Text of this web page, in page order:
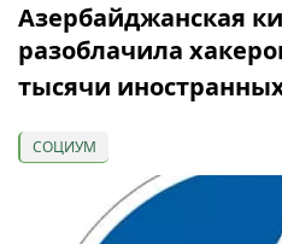
Азербайджанская
разоблачила
тысячи
СОЦИУМ